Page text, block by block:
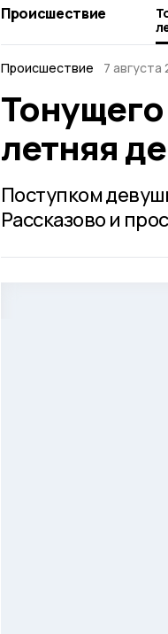
Происшествие
Происшествие
7 августа
летняя
Поступком
Рассказово и